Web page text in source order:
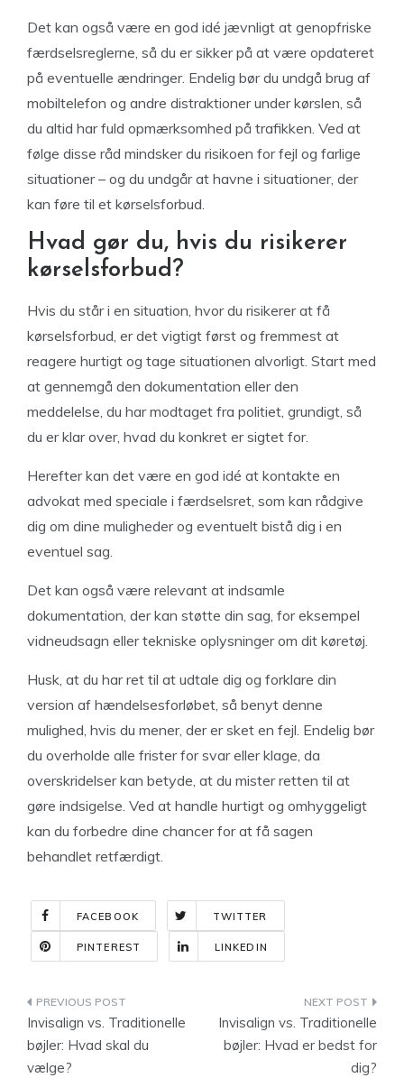
Det kan også være en god idé jævnligt at genopfriske
færdselsreglerne, så du er sikker på at være opdateret
på eventuelle ændringer. Endelig bør du undgå brug af
mobiltelefon og andre distraktioner under kørslen, så
du altid har fuld opmærksomhed på trafikken. Ved at
følge disse råd mindsker du risikoen for fejl og farlige
situationer – og du undgår at havne i situationer, der
kan føre til et kørselsforbud.
Hvad gør du, hvis du risikerer
kørselsforbud?
Hvis du står i en situation, hvor du risikerer at få
kørselsforbud, er det vigtigt først og fremmest at
reagere hurtigt og tage situationen alvorligt. Start med
at gennemgå den dokumentation eller den
meddelelse, du har modtaget fra politiet, grundigt, så
du er klar over, hvad du konkret er sigtet for.
Herefter kan det være en god idé at kontakte en
advokat med speciale i færdselsret, som kan rådgive
dig om dine muligheder og eventuelt bistå dig i en
eventuel sag.
Det kan også være relevant at indsamle
dokumentation, der kan støtte din sag, for eksempel
vidneudsagn eller tekniske oplysninger om dit køretøj.
Husk, at du har ret til at udtale dig og forklare din
version af hændelsesforløbet, så benyt denne
mulighed, hvis du mener, der er sket en fejl. Endelig bør
du overholde alle frister for svar eller klage, da
overskridelser kan betyde, at du mister retten til at
gøre indsigelse. Ved at handle hurtigt og omhyggeligt
kan du forbedre dine chancer for at få sagen
behandlet retfærdigt.
FACEBOOK TWITTER
PINTEREST LINKEDIN
Indlægsnavigation
Invisalign vs. Traditionelle
bøjler: Hvad skal du
vælge?
Invisalign vs. Traditionelle
bøjler: Hvad er bedst for
dig?